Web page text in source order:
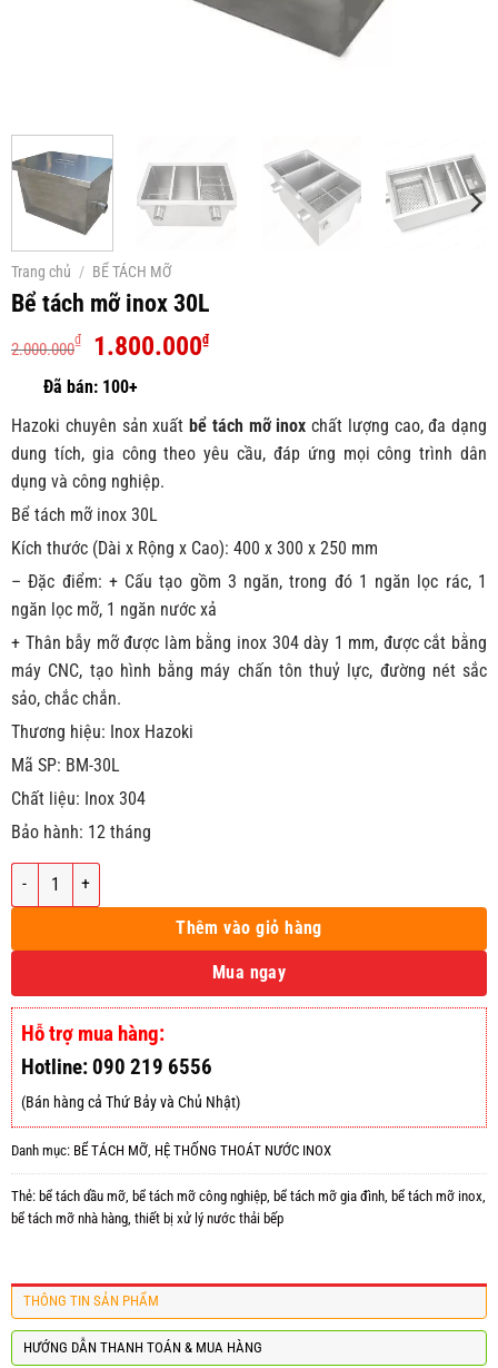
Trang chủ / BỂ TÁCH MỠ
Bể tách mỡ inox 30L
2.000.000₫
Giá
gốc
là:
2.000.000₫.
1.800.000₫Giá
là:
1.800.000₫.
Hazoki chuyên sản xuất bể tách mỡ inox chất lượng cao, đa dạng
dung tích, gia công theo yêu cầu, đáp ứng mọi công trình dân
dụng và công nghiệp.
Bể tách mỡ inox 30L
Kích thước (Dài x Rộng x Cao): 400 x 300 x 250 mm
– Đặc điểm: + Cấu tạo gồm 3 ngăn, trong đó 1 ngăn lọc rác, 1
ngăn lọc mỡ, 1 ngăn nước xả
+ Thân bẫy mỡ được làm bằng inox 304 dày 1 mm, được cắt bằng
máy CNC, tạo hình bằng máy chấn tôn thuỷ lực, đường nét sắc
sảo, chắc chắn.
Thương hiệu: Inox Hazoki
Mã SP: BM-30L
Chất liệu: Inox 304
Bảo hành: 12 tháng
Bể tách mỡ inox 30L số lượng
Thêm vào giỏ hàng
Mua ngay
Hỗ trợ mua hàng:
Hotline: 090 219 6556
(Bán hàng cả Thứ Bảy và Chủ Nhật)
Danh mục: BỂ TÁCH MỠ HỆ THỐNG THOÁT NƯỚC INOX
Thẻ: bể tách dầu mỡ bể tách mỡ công nghiệp bể tách mỡ gia đình bể tách mỡ inox
bể tách mỡ nhà hàng thiết bị xử lý nước thải bếp
THÔNG TIN SẢN PHẨM
HƯỚNG DẪN THANH TOÁN & MUA HÀNG